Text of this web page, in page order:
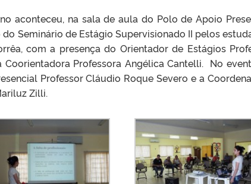
aconteceu, na sala de aula do Polo de Apoio
Seminário de Estágio Supervisionado II pelos
com a presença do Orientador de Estágios
Professora Angélica Cantelli. No
Professor Cláudio Roque Severo e a
Zilli.